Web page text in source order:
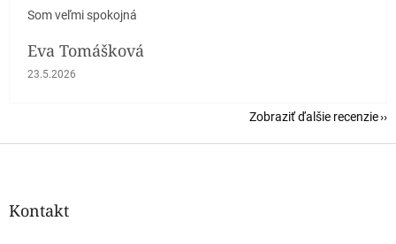
Som veľmi spokojná
Eva Tomášková
Hodnotenie obchodu je 5 z 5 hviezdičiek.
23.5.2026
Zobraziť ďalšie recenzie
Z
Kontakt